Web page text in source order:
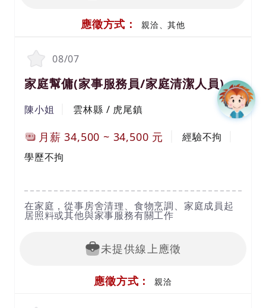
應徵方式： 親洽、其他
08/07
家庭幫傭(家事服務員/家庭清潔人員)
陳小姐 雲林縣 / 虎尾鎮
月薪34,500 ~ 34,500 元
經驗不拘
學歷不拘
在家庭，從事房舍清理、食物烹調、家庭成員起
居照料或其他與家事服務有關工作
未提供線上應徵
應徵方式： 親洽